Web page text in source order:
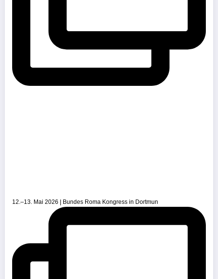
12.–13. Mai 2026 | Bundes Roma Kongress in Dortmun